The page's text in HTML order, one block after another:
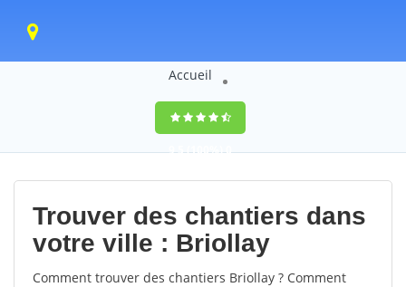
Accueil
9,5(100%)0
votes
Trouver des chantiers dans
votre ville : Briollay
Comment trouver des chantiers Briollay ? Comment